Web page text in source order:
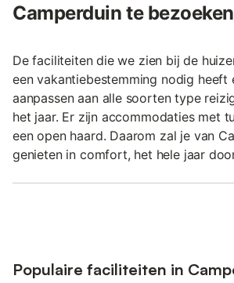
Camperduin te
De faciliteiten die we zien bij de
een vakantiebestemming nodig heeft
aanpassen aan alle soorten type
het jaar. Er zijn accommodaties met
een open haard. Daarom zal je van
genieten in comfort, het hele jaar
Populaire faciliteiten in